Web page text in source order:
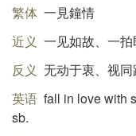
繁体 一見鐘情
近义 一见如故、一
反义 无动于衷、视
英语 fall in love with
sb.